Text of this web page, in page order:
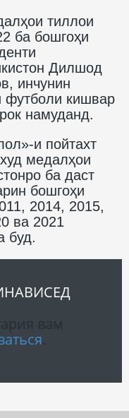
тиллои
ба бошгоҳи
Дилшод
инчунин
футболи кишвар
намуданд.
и пойтахт
медалҳои
ба даст
бошгоҳи
2014, 2015,
ва 2021
буд.